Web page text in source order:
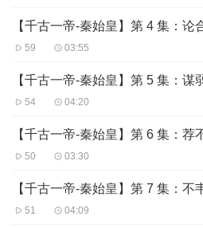
59 03:55
54 04:20
50 03:30
51 04:09